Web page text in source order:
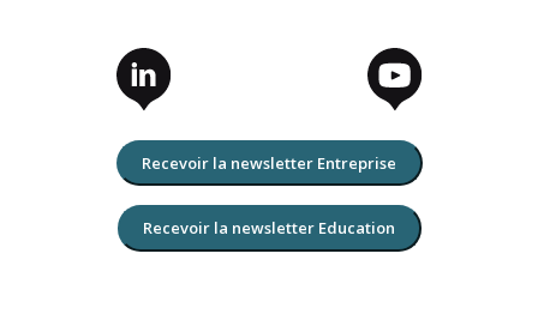
Recevoir la newsletter Entreprise
Recevoir la newsletter Education